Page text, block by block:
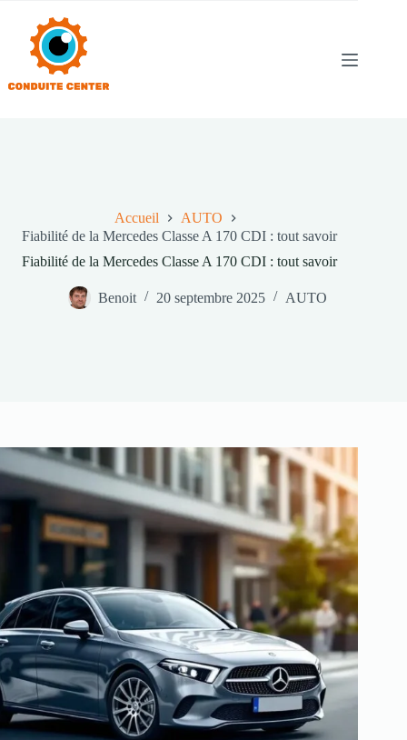
contenu
Accueil
AUTO
Fiabilité de la Mercedes Classe A 170 CDI : tout savoir
Fiabilité de la Mercedes Classe A 170 CDI : tout savoir
Benoit 20 septembre 2025 AUTO